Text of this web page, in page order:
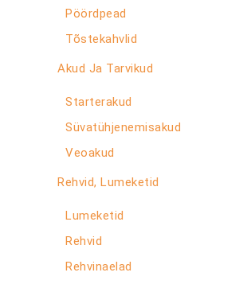
Pöördpead
Tõstekahvlid
Akud Ja Tarvikud
Starterakud
Süvatühjenemisakud
Veoakud
Rehvid, Lumeketid
Lumeketid
Rehvid
Rehvinaelad